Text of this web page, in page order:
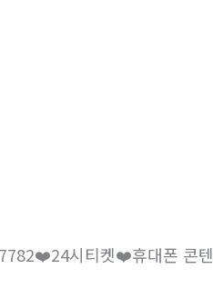
시티켓❤️휴대폰 콘